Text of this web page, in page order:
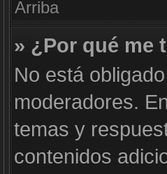
Arriba
» ¿Por qué me
No está
moderadores.
temas y
contenidos